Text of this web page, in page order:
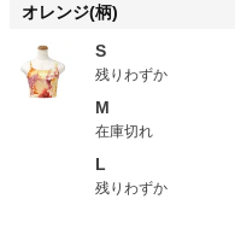
オレンジ(柄)
S
残りわずか
M
在庫切れ
L
残りわずか